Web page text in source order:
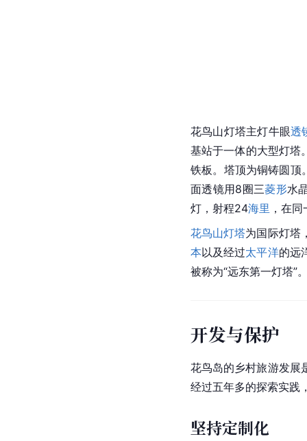
花鸟山灯塔主灯牛眼透
基站于一体的大型灯塔
铁板。塔顶为铜铸圆顶
面透镜用8圈三菱形水
灯，射程24海里 ，在
花鸟山灯塔为国际灯塔
本以及经过太平洋的远
被称为“远东第一灯塔”
开发与保护
花鸟岛的乡村旅游发展
经过五年多的探索实践
坚持定制化